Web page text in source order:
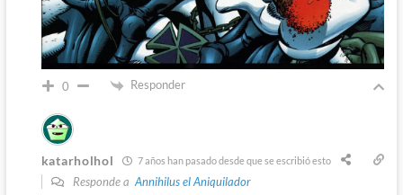
0 Responder
katarholhol 7 años han pasado desde que se escribió esto
Responde a Annihilus el Aniquilador